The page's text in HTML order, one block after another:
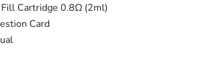
Fill Cartridge 0.8Ω (2ml)
Card